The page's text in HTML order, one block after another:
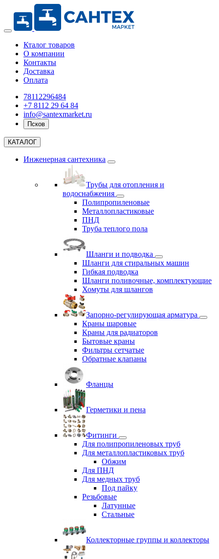
Кталог товаров
О компании
Контакты
Доставка
Оплата
78112296484
+7 8112 29 64 84
info@santexmarket.ru
Псков
КАТАЛОГ
Инженерная сантехника
Трубы для отопления и
водоснабжения
Полипропиленовые
Металлопластиковые
ПНД
Труба теплого пола
Шланги и подводка
Шланги для стиральных машин
Гибкая подводка
Шланги поливочные, комплектующие
Хомуты для шлангов
Запорно-регулирующая арматура
Краны шаровые
Краны для радиаторов
Бытовые краны
Фильтры сетчатые
Обратные клапаны
Фланцы
Герметики и пена
Фитинги
Для полипропиленовых труб
Для металлопластиковых труб
Обжим
Для ПНД
Для медных труб
Под пайку
Резьбовые
Латунные
Cтальные
Коллекторные группы и коллекторы